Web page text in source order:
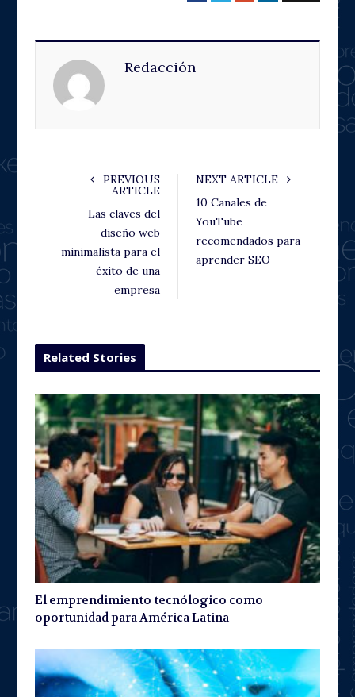
Redacción
PREVIOUS
ARTICLE
Las claves del
diseño web
minimalista para el
éxito de una
empresa
NEXT ARTICLE
10 Canales de
YouTube
recomendados para
aprender SEO
Related Stories
El emprendimiento tecnólogico como
oportunidad para América Latina